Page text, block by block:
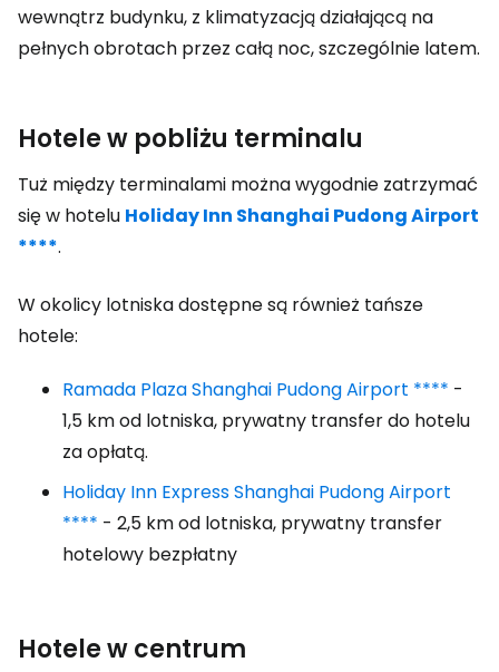
wewnątrz budynku, z klimatyzacją działającą na
pełnych obrotach przez całą noc, szczególnie latem.
Hotele w pobliżu terminalu
Tuż między terminalami można wygodnie zatrzymać
się w hotelu Holiday Inn Shanghai Pudong Airport
****.
W okolicy lotniska dostępne są również tańsze
hotele:
Ramada Plaza Shanghai Pudong Airport **** -
1,5 km od lotniska, prywatny transfer do hotelu
za opłatą.
Holiday Inn Express Shanghai Pudong Airport
**** - 2,5 km od lotniska, prywatny transfer
hotelowy bezpłatny
Hotele w centrum